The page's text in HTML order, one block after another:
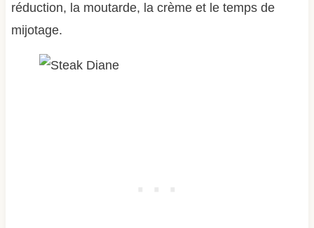
réduction, la moutarde, la crème et le temps de
mijotage.